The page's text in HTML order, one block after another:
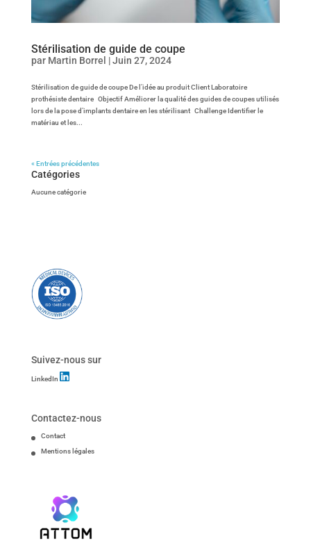
Stérilisation de guide de coupe
par Martin Borrel |Juin 27, 2024
Stérilisation de guide de coupe De l’idée au produit Client Laboratoire
prothésiste dentaire Objectif Améliorer la qualité des guides de coupes utilisés
lors de la pose d’implants dentaire en les stérilisant Challenge Identifier le
matériau et les...
« Entrées précédentes
Catégories
Aucune catégorie
Suivez-nous sur
LinkedIn
Contactez-nous
Contact
Mentions légales